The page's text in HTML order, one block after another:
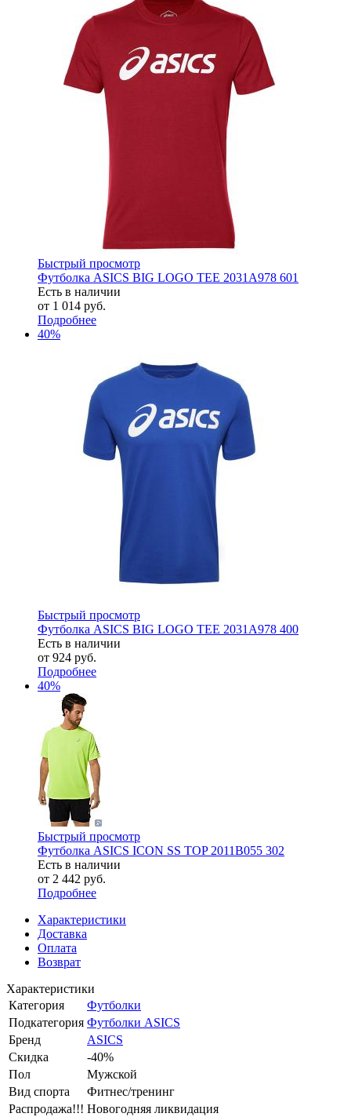
Быстрый просмотр
Футболка ASICS BIG LOGO TEE 2031A978 601
Есть в наличии
от 1 014 руб.
Подробнее
40%
Быстрый просмотр
Футболка ASICS BIG LOGO TEE 2031A978 400
Есть в наличии
от 924 руб.
Подробнее
40%
Быстрый просмотр
Футболка ASICS ICON SS TOP 2011B055 302
Есть в наличии
от 2 442 руб.
Подробнее
Характеристики
Доставка
Оплата
Возврат
Характеристики
Категория
Футболки
Подкатегория Футболки ASICS
Бренд
ASICS
Скидка
-40%
Пол
Мужской
Вид спорта
Фитнес/тренинг
Распродажа!!! Новогодняя ликвидация